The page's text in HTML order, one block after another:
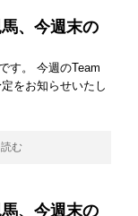
、今週末の
す。 今週のTeam
をお知らせいたし
む
、今週末の